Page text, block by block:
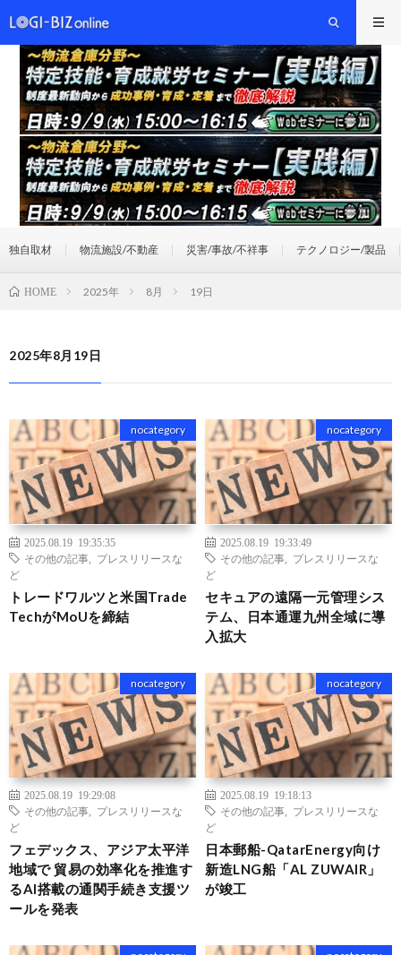
独自取材 物流施設/不動産 災害/事故/不祥事 テクノロジー/製品
HOME 2025年 8月 19日
2025年8月19日
nocategory
2025.08.19 19:35:35
その他の記事
プレスリリースな
ど
トレードワルツと米国Trade
TechがMoUを締結
nocategory
2025.08.19 19:33:49
その他の記事
プレスリリースな
ど
セキュアの遠隔一元管理シス
テム、日本通運九州全域に導
入拡大
nocategory
2025.08.19 19:29:08
その他の記事
プレスリリースな
ど
フェデックス、アジア太平洋
地域で 貿易の効率化を推進す
るAI搭載の通関手続き支援ツ
ールを発表
nocategory
2025.08.19 19:18:13
その他の記事
プレスリリースな
ど
日本郵船-QatarEnergy向け
新造LNG船「AL ZUWAIR」
が竣工